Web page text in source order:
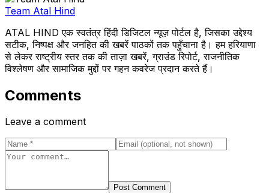
Team Atal Hind
ATAL HIND एक स्वतंत्र हिंदी डिजिटल न्यूज़ पोर्टल है, जिसका उद्देश्य
सटीक, निष्पक्ष और जनहित की खबरें पाठकों तक पहुँचाना है। हम हरियाणा
से लेकर राष्ट्रीय स्तर तक की ताज़ा खबरें, ग्राउंड रिपोर्ट, राजनीतिक
विश्लेषण और सामाजिक मुद्दों पर गहन कवरेज प्रदान करते हैं।
Comments
Leave a comment
Post Comment